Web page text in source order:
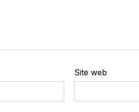
Site web